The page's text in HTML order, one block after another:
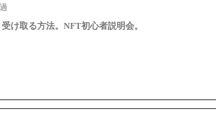
け取る方法。NFT初心者説明会。